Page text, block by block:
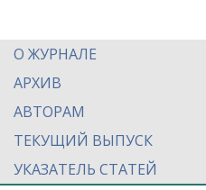
О ЖУРНАЛЕ
АРХИВ
АВТОРАМ
ТЕКУЩИЙ ВЫПУСК
УКАЗАТЕЛЬ СТАТЕЙ